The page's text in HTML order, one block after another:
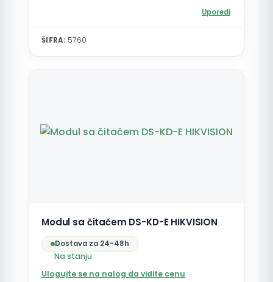
Uporedi
ŠIFRA: 5760
Modul sa čitačem DS-KD-E HIKVISION
Dostava za 24-48h
Na stanju
Ulogujte se na nalog da vidite cenu